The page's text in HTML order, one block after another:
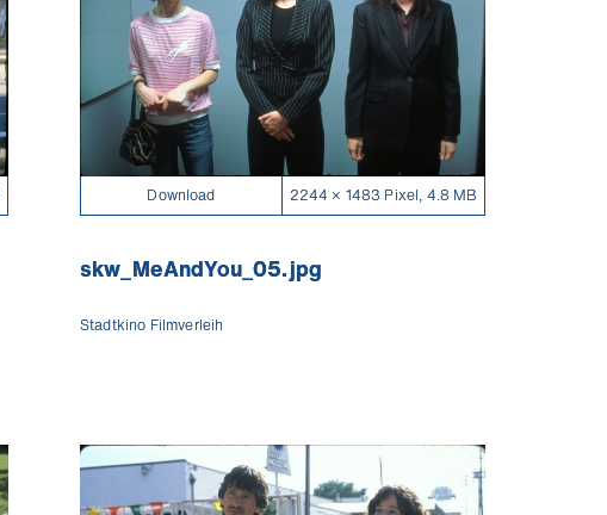
Download 2244 × 1483 Pixel, 4.8 MB
skw_MeAndYou_05.jpg
Stadtkino Filmverleih